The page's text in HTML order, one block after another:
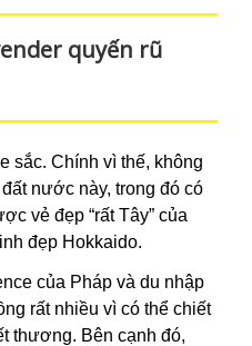
quyến rũ
sắc. Chính vì thế, không
nước này, trong đó có
vẻ đẹp “rất Tây” của
đẹp Hokkaido.
của Pháp và du nhập
rất nhiều vì có thể chiết
thương. Bên cạnh đó,